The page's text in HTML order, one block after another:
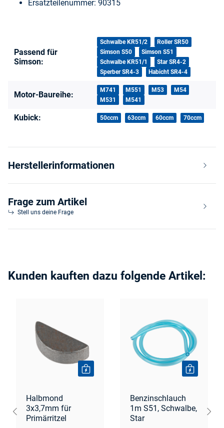
Ersatzteilenummer: 90315
Passend für
Simson:
Schwalbe KR51/2
Roller SR50
Simson S50
Simson S51
Schwalbe KR51/1
Star SR4-2
Sperber SR4-3
Habicht SR4-4
Motor-Baureihe: M741 M551 M53
M54
M531
M541
Kubick: 50ccm 63ccm 60ccm 70ccm
Herstellerinformationen
Frage zum Artikel
Stell uns deine Frage
Kunden kauften dazu folgende Artikel:
Halbmond
3x3,7mm für
Primärritzel
Benzinschlauch
1m S51, Schwalbe,
Star